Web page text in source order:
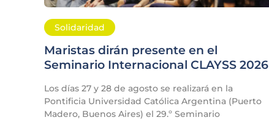
Solidaridad
Maristas dirán presente en el
Seminario Internacional CLAYSS 2026
Los días 27 y 28 de agosto se realizará en la
Pontificia Universidad Católica Argentina (Puerto
Madero, Buenos Aires) el 29.º Seminario